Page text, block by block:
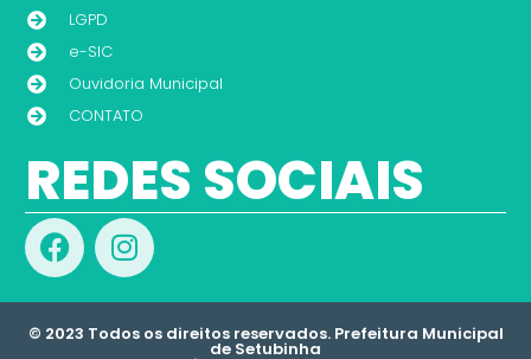
LGPD
e-SIC
Ouvidoria Municipal
CONTATO
REDES SOCIAIS
© 2023 Todos os direitos reservados. Prefeitura Municipal
de Setubinha